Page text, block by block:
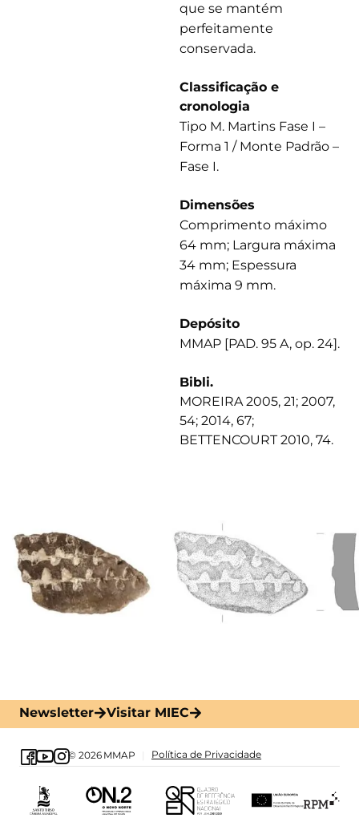
que se mantém
perfeitamente
conservada.
Classificação e
cronologia
Tipo M. Martins Fase I –
Forma 1 / Monte Padrão –
Fase I.
Dimensões
Comprimento máximo
64 mm; Largura máxima
34 mm; Espessura
máxima 9 mm.
Depósito
MMAP [PAD. 95 A, op. 24].
Bibli.
MOREIRA 2005, 21; 2007,
54; 2014, 67;
BETTENCOURT 2010, 74.
Newsletter Visitar MIEC
© 2026 MMAP Política de Privacidade